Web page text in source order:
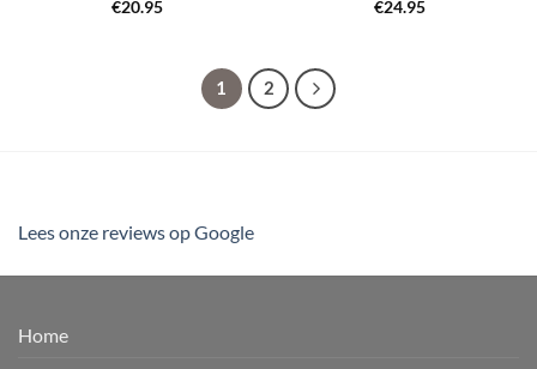
€20.95
€24.95
1 2
Lees onze reviews op Google
Home